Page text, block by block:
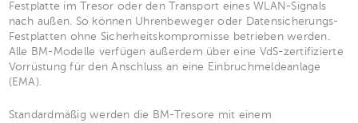
Festplatte im Tresor oder den Transport eines WLAN-Signals
nach außen. So können Uhrenbeweger oder Datensicherungs-
Festplatten ohne Sicherheitskompromisse betrieben werden.
Alle BM-Modelle verfügen außerdem über eine VdS-zertifizierte
Vorrüstung für den Anschluss an eine Einbruchmeldeanlage
(EMA).
Standardmäßig werden die BM-Tresore mit einem